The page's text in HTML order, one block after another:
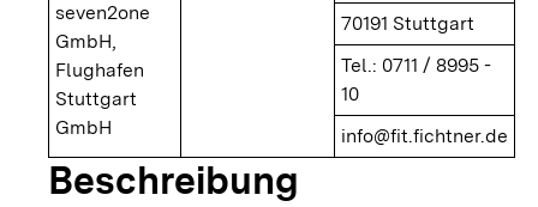
seven2one
GmbH,
Flughafen
Stuttgart
GmbH
70191 Stuttgart
Tel.: 0711 / 8995 -
10
info@fit.fichtner.de
Beschreibung